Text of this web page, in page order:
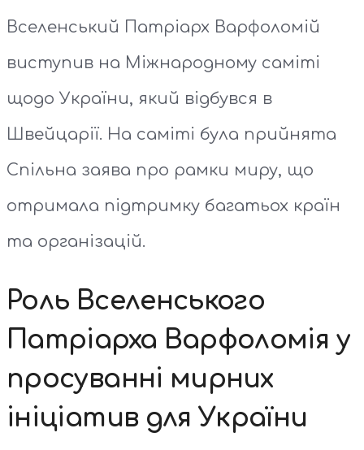
Вселенський Патріарх Варфоломій
виступив на Міжнародному саміті
щодо України, який відбувся в
Швейцарії. На саміті була прийнята
Спільна заява про рамки миру, що
отримала підтримку багатьох країн
та організацій.
Роль Вселенського
Патріарха Варфоломія у
просуванні мирних
ініціатив для України